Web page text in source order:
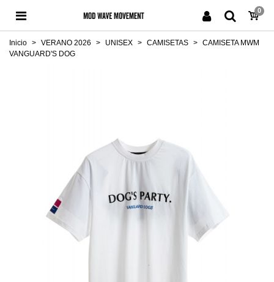
0
Inicio > VERANO 2026 > UNISEX > CAMISETAS > CAMISETA MWM
VANGUARD'S DOG